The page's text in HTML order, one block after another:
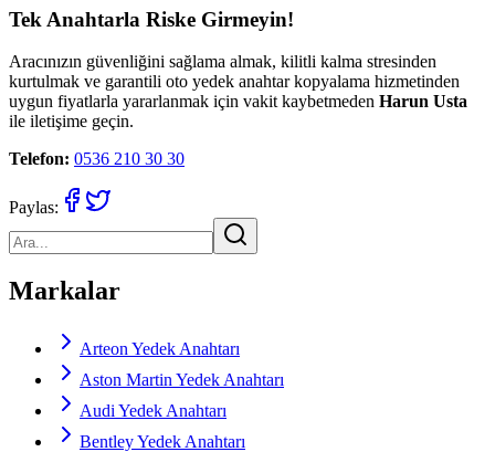
Tek Anahtarla Riske Girmeyin!
Aracınızın güvenliğini sağlama almak, kilitli kalma stresinden
kurtulmak ve garantili oto yedek anahtar kopyalama hizmetinden
uygun fiyatlarla yararlanmak için vakit kaybetmeden Harun Usta
ile iletişime geçin.
Telefon: 0536 210 30 30
Paylas:
Markalar
Arteon Yedek Anahtarı
Aston Martin Yedek Anahtarı
Audi Yedek Anahtarı
Bentley Yedek Anahtarı